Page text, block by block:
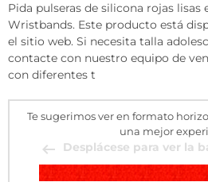
Pida pulseras de silicona rojas lisas
Wristbands. Este producto está
el sitio web. Si necesita talla
contacte con nuestro equipo de
con diferentes t
Te sugerimos ver en formato
una mejor
Desplácese para ver la